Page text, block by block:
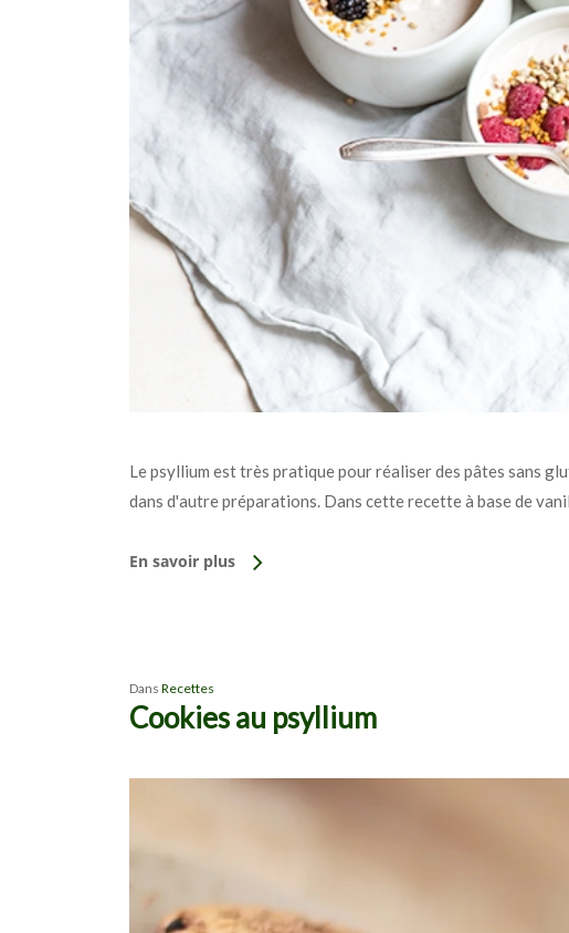
Le psyllium est très pratique pour réaliser des pâtes sans
dans d'autre préparations. Dans cette recette à base de
En savoir plus
Dans Recettes
Cookies au psyllium